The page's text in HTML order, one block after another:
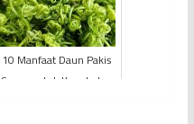
Yunus Diperiksa K...
10 Manfaat Daun Pakis
Sayur untuk Kesehatan